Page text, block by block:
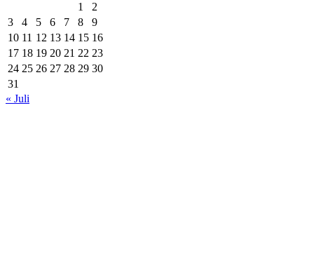
1
2
3
4 5 6 7 8
9
10 11 12 13 14 15 16
17 18 19 20 21 22 23
24 25 26 27 28 29 30
31
« Juli